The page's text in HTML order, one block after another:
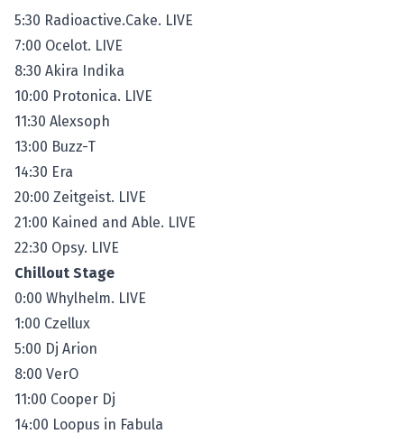
5:30 Radioactive.Cake. LIVE
7:00 Ocelot. LIVE
8:30 Akira Indika
10:00 Protonica. LIVE
11:30 Alexsoph
13:00 Buzz-T
14:30 Era
20:00 Zeitgeist. LIVE
21:00 Kained and Able. LIVE
22:30 Opsy. LIVE
Chillout Stage
0:00 Whylhelm. LIVE
1:00 Czellux
5:00 Dj Arion
8:00 VerO
11:00 Cooper Dj
14:00 Loopus in Fabula